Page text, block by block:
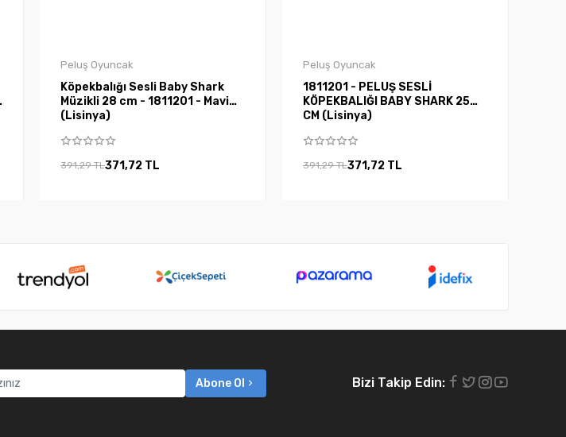
Peluş Oyuncak
Köpekbalığı Sesli Baby Shark
Müzikli 28 cm - 1811201 - Mavi
(Lisinya)
391,29 TL371,72 TL
Peluş Oyuncak
1811201 - PELUŞ SESLİ
KÖPEKBALIĞI BABY SHARK 25
CM (Lisinya)
391,29 TL371,72 TL
Abone Ol Bizi Takip Edin: